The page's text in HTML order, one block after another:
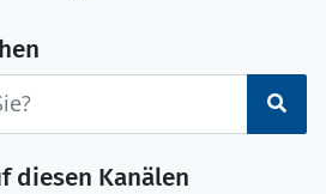
diesen Kanälen